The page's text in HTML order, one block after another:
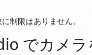
制限はありません。
でカメラ